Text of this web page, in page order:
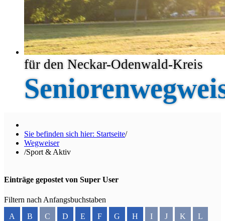
für den Neckar-Odenwald-Kreis
Sie befinden sich hier: Startseite/
Wegweiser
/Sport & Aktiv
Einträge gepostet von Super User
Filtern nach Anfangsbuchstaben
A
B C D E F G H I J K L